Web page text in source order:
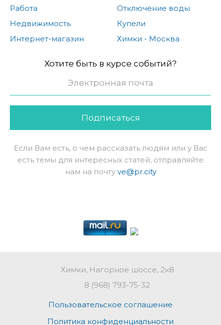
Работа
Недвижимость
Интернет-магазин
Отключение воды
Купели
Химки - Москва
Хотите быть в курсе событий?
Подписаться
Если Вам есть, о чем рассказать людям или у Вас
есть темы для интересных статей, отправляйте
нам на почту ve@pr.city
Химки, Нагорное шоссе, 2к8
8 (968) 793-75-32
Пользовательское соглашение
Политика конфиденциальности